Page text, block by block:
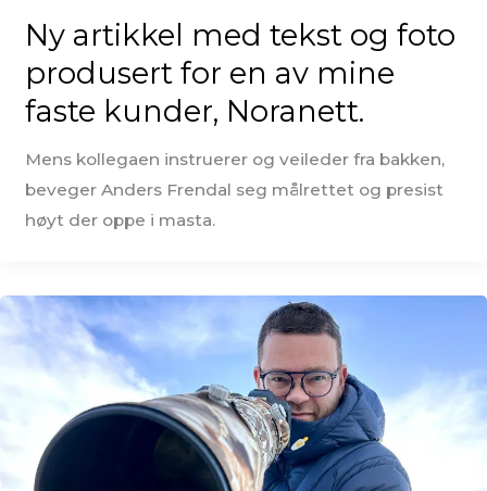
Ny artikkel med tekst og foto
produsert for en av mine
faste kunder, Noranett.
Mens kollegaen instruerer og veileder fra bakken,
beveger Anders Frendal seg målrettet og presist
høyt der oppe i masta.